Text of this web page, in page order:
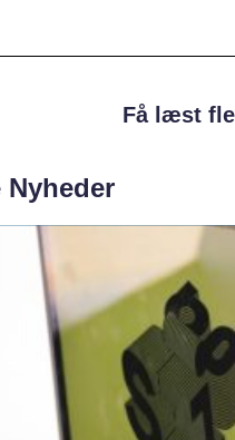
Få læst
Nyheder